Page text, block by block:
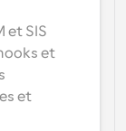
et SIS
et
et